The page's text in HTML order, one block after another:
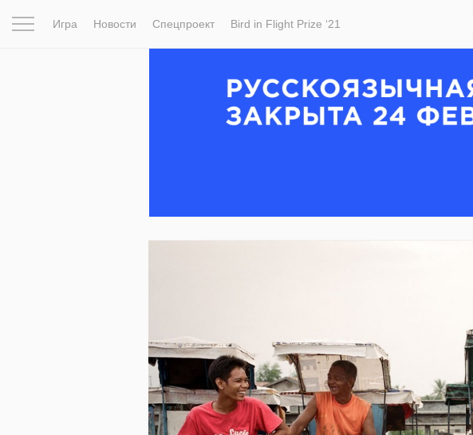
Игра Новости Спецпроект Bird in Flight Prize ‘21